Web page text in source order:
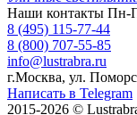
Наши контакты Пн-
8 (495) 115-77-44
8 (800) 707-55-85
info@lustrabra.ru
г.Москва, ул.
Написать в Telegram
2015-2026 ©